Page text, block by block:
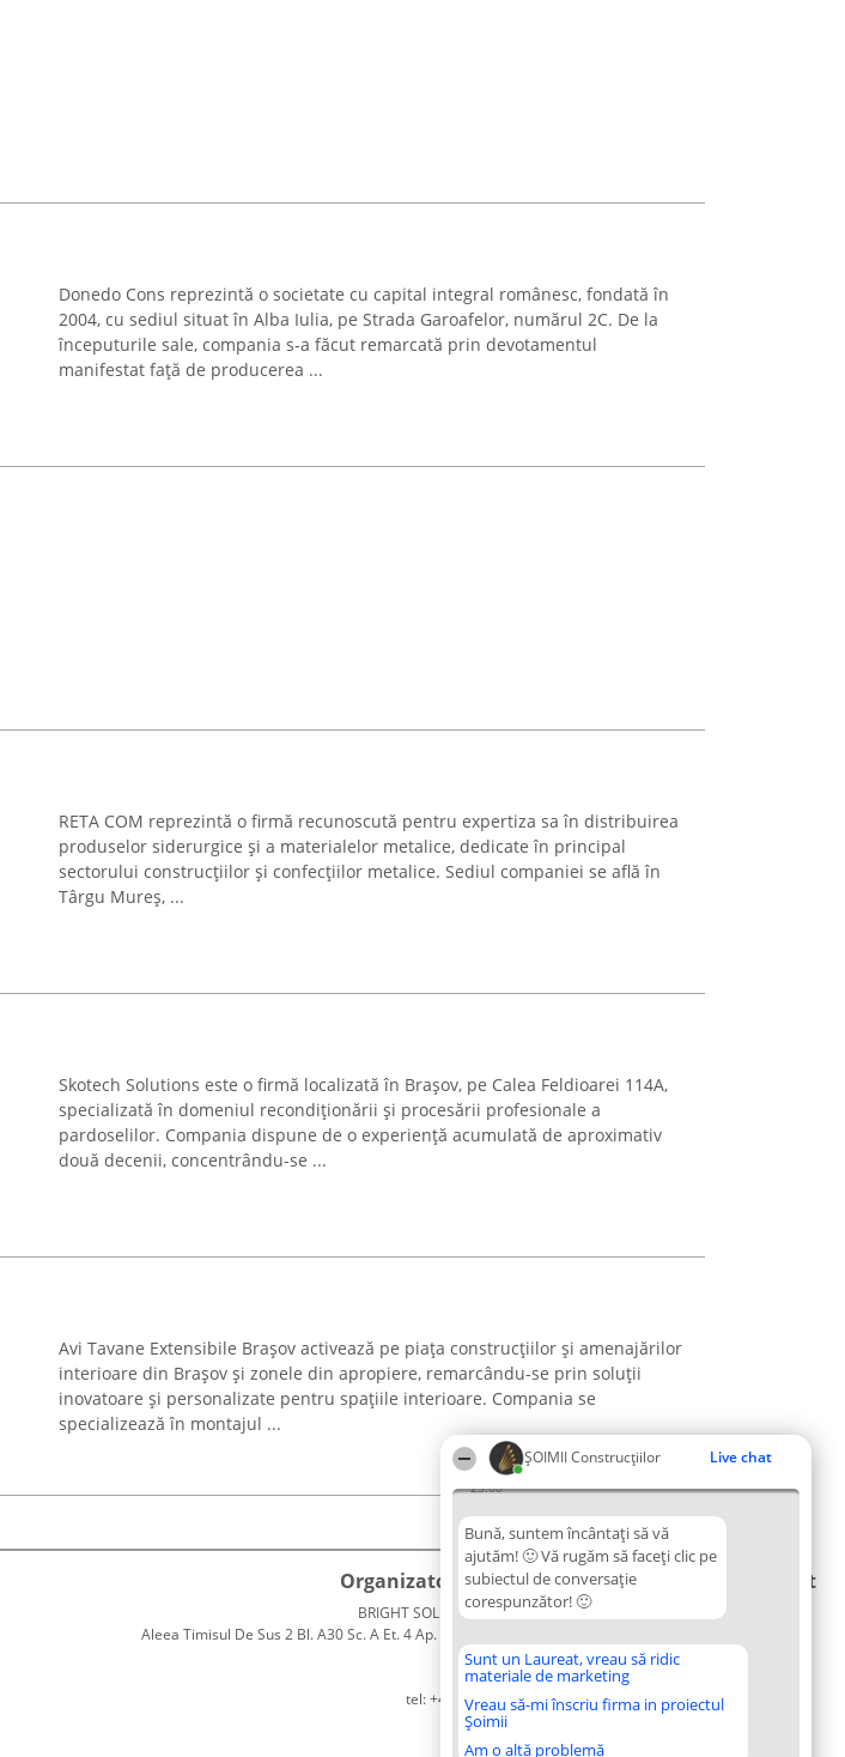
ȘOIMII Construcțiilor Live chat
23:00
Bună, suntem încântați să vă
ajutăm! 🙂 Vă rugăm să faceți clic pe
subiectul de conversație
corespunzător! 🙂
Sunt un Laureat, vreau să ridic
materiale de marketing
Vreau să-mi înscriu firma in proiectul
Șoimii
Am o altă problemă
Donedo Cons reprezintă o societate cu capital integral românesc, fondată în
2004, cu sediul situat în Alba Iulia, pe Strada Garoafelor, numărul 2C. De la
începuturile sale, compania s-a făcut remarcată prin devotamentul
manifestat față de producerea ...
RETA COM reprezintă o firmă recunoscută pentru expertiza sa în distribuirea
produselor siderurgice și a materialelor metalice, dedicate în principal
sectorului construcțiilor și confecțiilor metalice. Sediul companiei se află în
Târgu Mureș, ...
Skotech Solutions este o firmă localizată în Brașov, pe Calea Feldioarei 114A,
specializată în domeniul recondiționării și procesării profesionale a
pardoselilor. Compania dispune de o experiență acumulată de aproximativ
două decenii, concentrându-se ...
Avi Tavane Extensibile Brașov activează pe piața construcțiilor și amenajărilor
interioare din Brașov și zonele din apropiere, remarcându-se prin soluții
inovatoare și personalizate pentru spațiile interioare. Compania se
specializează în montajul ...
Organizator Ranking
BRIGHT SOLUTIONS BR SRL
Aleea Timisul De Sus 2 Bl. A30 Sc. A Et. 4 Ap. 13 Cod 061952
București
CUI 36737675
tel: +40 770 990 492
Plebiscyt
Tuturor
Laureaților
Reguli
Contact